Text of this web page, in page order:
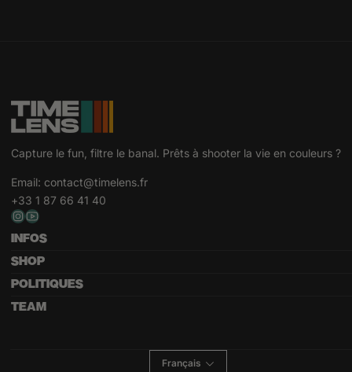
Capture le fun, filtre le banal. Prêts à shooter la vie en couleurs ?
Email: contact@timelens.fr
+33 1 87 66 41 40
INFOS
SHOP
POLITIQUES
TEAM
Français